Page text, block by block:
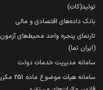
تولید(کات)
بانک داده‌های اقتصادی و مالی
تارنمای پنجره واحد محیط‌های آزمون
(ایران تما)
سامانه مدیریت خدمات دولت
سامانه هیات موضوع ماده 251 مکرر